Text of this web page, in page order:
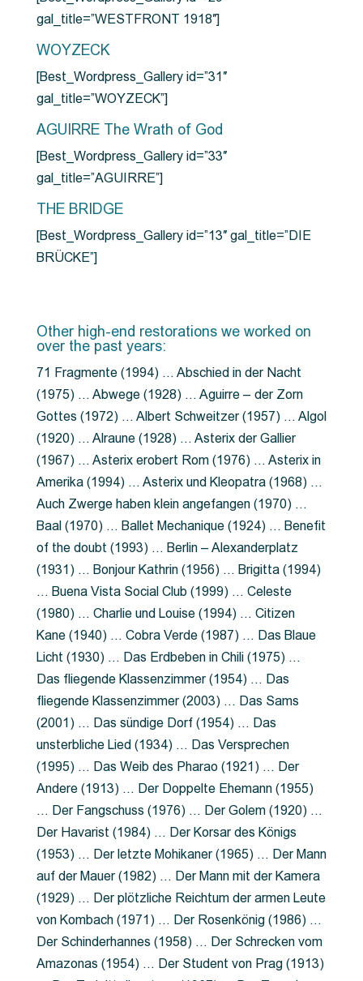
gal_title=”WESTFRONT 1918″]
WOYZECK
[Best_Wordpress_Gallery id=”31″
gal_title=”WOYZECK”]
AGUIRRE The Wrath of God
[Best_Wordpress_Gallery id=”33″
gal_title=”AGUIRRE”]
THE BRIDGE
[Best_Wordpress_Gallery id=”13″ gal_title=”DIE
BRÜCKE”]
Other high-end restorations we worked on
over the past years:
71 Fragmente (1994) … Abschied in der Nacht
(1975) … Abwege (1928) … Aguirre – der Zorn
Gottes (1972) … Albert Schweitzer (1957) … Algol
(1920) … Alraune (1928) … Asterix der Gallier
(1967) … Asterix erobert Rom (1976) … Asterix in
Amerika (1994) … Asterix und Kleopatra (1968) …
Auch Zwerge haben klein angefangen (1970) …
Baal (1970) … Ballet Mechanique (1924) … Benefit
of the doubt (1993) … Berlin – Alexanderplatz
(1931) … Bonjour Kathrin (1956) … Brigitta (1994)
… Buena Vista Social Club (1999) … Celeste
(1980) … Charlie und Louise (1994) … Citizen
Kane (1940) … Cobra Verde (1987) … Das Blaue
Licht (1930) … Das Erdbeben in Chili (1975) …
Das fliegende Klassenzimmer (1954) … Das
fliegende Klassenzimmer (2003) … Das Sams
(2001) … Das sündige Dorf (1954) … Das
unsterbliche Lied (1934) … Das Versprechen
(1995) … Das Weib des Pharao (1921) … Der
Andere (1913) … Der Doppelte Ehemann (1955)
… Der Fangschuss (1976) … Der Golem (1920) …
Der Havarist (1984) … Der Korsar des Königs
(1953) … Der letzte Mohikaner (1965) … Der Mann
auf der Mauer (1982) … Der Mann mit der Kamera
(1929) … Der plötzliche Reichtum der armen Leute
von Kombach (1971) … Der Rosenkönig (1986) …
Der Schinderhannes (1958) … Der Schrecken vom
Amazonas (1954) … Der Student von Prag (1913)